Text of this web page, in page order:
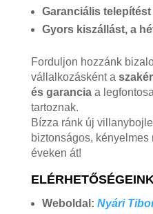
Garanciális
Gyors kiszállást, a
Forduljon hozzánk
vállalkozásként a
és garanciaa
tartoznak.
Bízza ránk új
biztonságos, kényelmes
éveken át!
Weboldal: Nyári